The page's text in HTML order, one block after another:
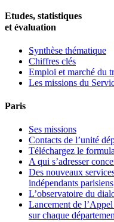
Etudes, statistiques
et évaluation
Synthèse thématique
Chiffres clés
Emploi et marché du
Les missions du
Paris
Ses missions
Contacts de l’unité
Téléchargez le
A qui s’adresser
Des nouveaux
indépendants parisiens
L’observatoire du
Lancement de
sur chaque